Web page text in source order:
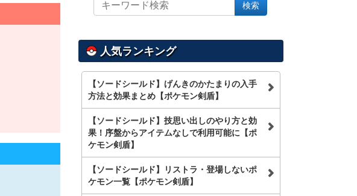
イ
を
検
索
検索
人気ランキング
【ソードシールド】げんきのかたまりの入手
方法と効果まとめ【ポケモン剣盾】
【ソードシールド】技思い出しのやり方と効
果！序盤からアイテムなしで利用可能に【ポ
ケモン剣盾】
【ソードシールド】リストラ・登場しないポ
ケモン一覧【ポケモン剣盾】